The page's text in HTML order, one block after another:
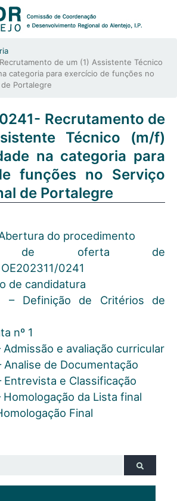
de um (1) Assistente Técnico
categoria para exercício de funções no
Portalegre
Recrutamento de
Técnico (m/f)
na categoria para
funções no Serviço
de Portalegre
do procedimento
de oferta de
0241
de candidatura
– Definição de Critérios de
nº 1
Admissão e avaliação curricular
Analise de Documentação
Entrevista e Classificação
Homologação da Lista final
Final